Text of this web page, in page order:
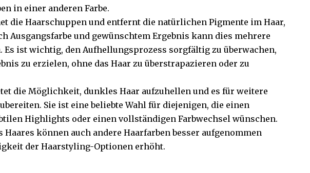
in einer anderen Farbe.
die Haarschuppen und entfernt die natürlichen Pigmente im Haar,
Ausgangsfarbe und gewünschtem Ergebnis kann dies mehrere
Es ist wichtig, den Aufhellungsprozess sorgfältig zu überwachen,
zu erzielen, ohne das Haar zu überstrapazieren oder zu
die Möglichkeit, dunkles Haar aufzuhellen und es für weitere
Sie ist eine beliebte Wahl für diejenigen, die einen
Highlights oder einen vollständigen Farbwechsel wünschen.
können auch andere Haarfarben besser aufgenommen
der Haarstyling-Optionen erhöht.